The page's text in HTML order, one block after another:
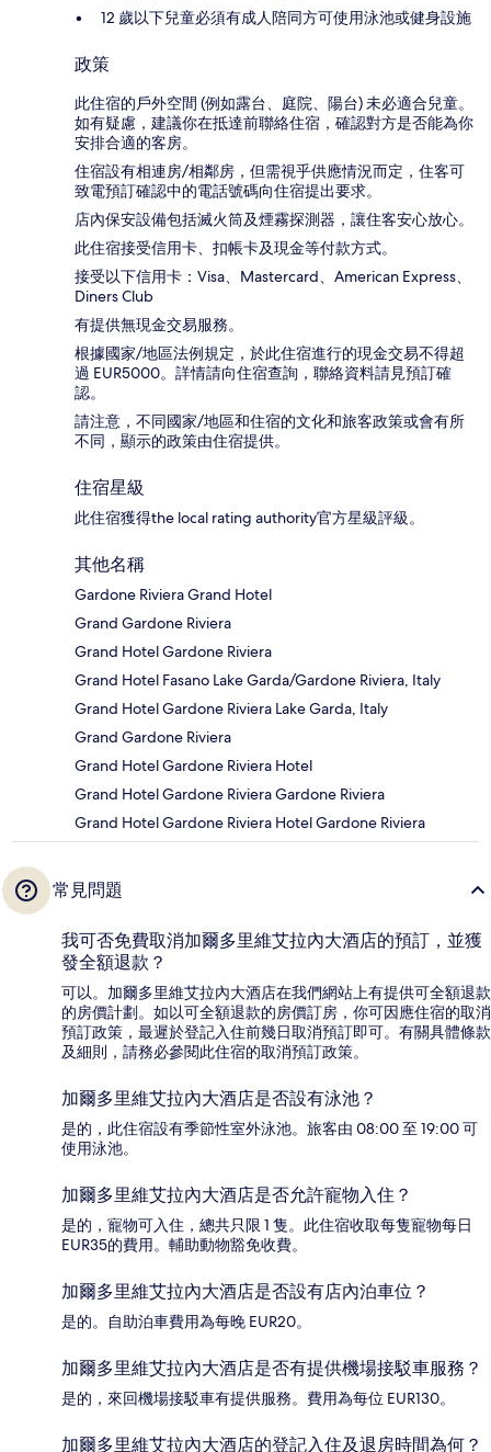
12 歲以下兒童必須有成人陪同方可使用泳池或健身設施
政策
此住宿的戶外空間 (例如露台、庭院、陽台) 未必適合兒童。
如有疑慮，建議你在抵達前聯絡住宿，確認對方是否能為你
安排合適的客房。
住宿設有相連房/相鄰房，但需視乎供應情況而定，住客可
致電預訂確認中的電話號碼向住宿提出要求。
店內保安設備包括滅火筒及煙霧探測器，讓住客安心放心。
此住宿接受信用卡、扣帳卡及現金等付款方式。
接受以下信用卡：Visa、Mastercard、American Express、
Diners Club
有提供無現金交易服務。
根據國家/地區法例規定，於此住宿進行的現金交易不得超
過 EUR5000。詳情請向住宿查詢，聯絡資料請見預訂確
認。
請注意，不同國家/地區和住宿的文化和旅客政策或會有所
不同，顯示的政策由住宿提供。
住宿星級
此住宿獲得the local rating authority官方星級評級。
其他名稱
Gardone Riviera Grand Hotel
Grand Gardone Riviera
Grand Hotel Gardone Riviera
Grand Hotel Fasano Lake Garda/Gardone Riviera, Italy
Grand Hotel Gardone Riviera Lake Garda, Italy
Grand Gardone Riviera
Grand Hotel Gardone Riviera Hotel
Grand Hotel Gardone Riviera Gardone Riviera
Grand Hotel Gardone Riviera Hotel Gardone Riviera
常見問題
我可否免費取消加爾多里維艾拉內大酒店的預訂，並獲
發全額退款？
可以。加爾多里維艾拉內大酒店在我們網站上有提供可全額退款
的房價計劃。如以可全額退款的房價訂房，你可因應住宿的取消
預訂政策，最遲於登記入住前幾日取消預訂即可。有關具體條款
及細則，請務必參閱此住宿的取消預訂政策。
加爾多里維艾拉內大酒店是否設有泳池？
是的，此住宿設有季節性室外泳池。旅客由 08:00 至 19:00 可
使用泳池。
加爾多里維艾拉內大酒店是否允許寵物入住？
是的，寵物可入住，總共只限 1 隻。此住宿收取每隻寵物每日
EUR35的費用。輔助動物豁免收費。
加爾多里維艾拉內大酒店是否設有店內泊車位？
是的。自助泊車費用為每晚 EUR20。
加爾多里維艾拉內大酒店是否有提供機場接駁車服務？
是的，來回機場接駁車有提供服務。費用為每位 EUR130。
加爾多里維艾拉內大酒店的登記入住及退房時間為何？